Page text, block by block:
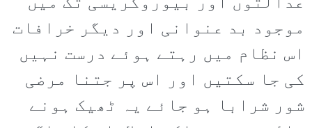
موجود بد عنوانی اور دیگر خرافات
اس نظام میں رہتے ہوئے درست نہیں
کی جا سکتیں اور اس پر جتنا مرضی
شور شرابا ہو جائے یہ ٹھیک ہونے